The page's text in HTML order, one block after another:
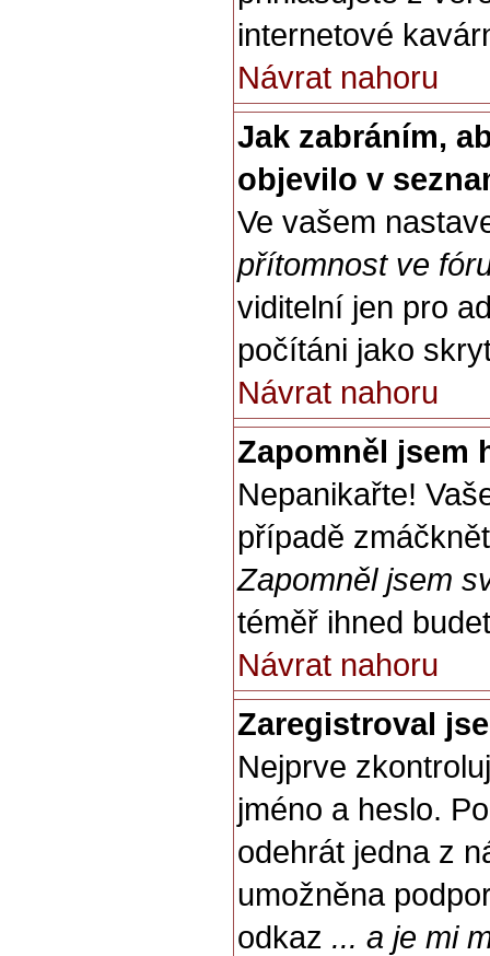
internetové
Návrat nahoru
Jak zabráním,
objevilo v
Ve vašem
přítomnost ve
viditelní jen pro
počítáni jako
Návrat nahoru
Zapomněl jsem
Nepanikařte!
případě
Zapomněl jsem
téměř ihned
Návrat nahoru
Zaregistroval
Nejprve
jméno a heslo.
odehrát jedna z
umožněna
odkaz ... a je mi